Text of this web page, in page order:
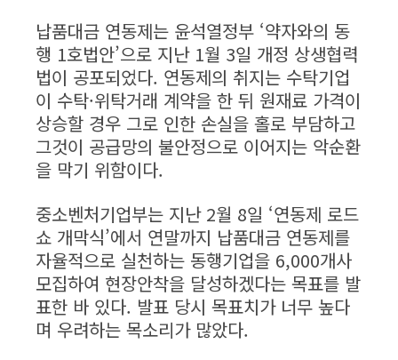
납품대금 연동제는 윤석열정부 ‘약자와의 동
행 1호법안’으로 지난 1월 3일 개정 상생협력
법이 공포되었다. 연동제의 취지는 수탁기업
이 수탁·위탁거래 계약을 한 뒤 원재료 가격이
상승할 경우 그로 인한 손실을 홀로 부담하고
그것이 공급망의 불안정으로 이어지는 악순환
을 막기 위함이다.
중소벤처기업부는 지난 2월 8일 ‘연동제 로드
쇼 개막식’에서 연말까지 납품대금 연동제를
자율적으로 실천하는 동행기업을 6,000개사
모집하여 현장안착을 달성하겠다는 목표를 발
표한 바 있다. 발표 당시 목표치가 너무 높다
며 우려하는 목소리가 많았다.